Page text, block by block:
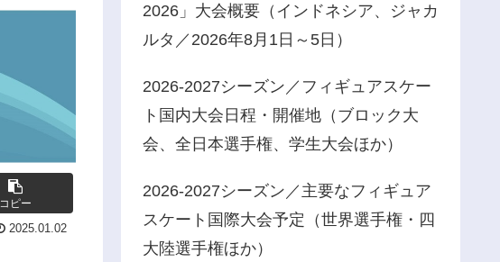
コピー
2025.01.02
2026」大会概要（インドネシア、ジャカ
ルタ／2026年8月1日～5日）
2026-2027シーズン／フィギュアスケー
ト国内大会日程・開催地（ブロック大
会、全日本選手権、学生大会ほか）
2026-2027シーズン／主要なフィギュア
スケート国際大会予定（世界選手権・四
大陸選手権ほか）